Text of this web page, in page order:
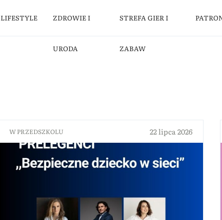
LIFESTYLE ZDROWIE I
URODA
STREFA GIER I
ZABAW
W PRZEDSZKOLU 22 lipca 2026